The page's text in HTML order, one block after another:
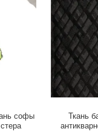
софы
Ткань